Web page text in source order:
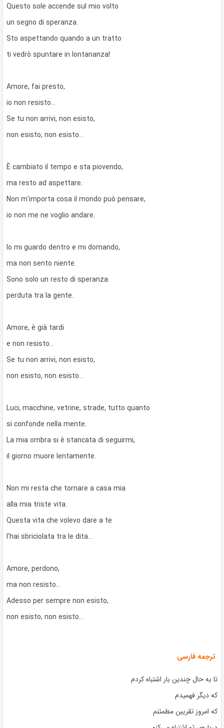
Questo sole accende sul mio volto
un segno di speranza.
Sto aspettando quando a un tratto
ti vedrò spuntare in lontananza!
Amore, fai presto,
io non resisto…
Se tu non arrivi, non esisto,
non esisto, non esisto…
È cambiato il tempo e sta piovendo,
ma resto ad aspettare.
Non m’importa cosa il mondo può pensare,
io non me ne voglio andare.
Io mi guardo dentro e mi domando,
ma non sento niente.
Sono solo un resto di speranza
perduta tra la gente.
Amore, è già tardi
e non resisto…
Se tu non arrivi, non esisto,
non esisto, non esisto…
Luci, macchine, vetrine, strade, tutto quanto
si confonde nella mente.
La mia ombra si è stancata di seguirmi,
il giorno muore lentamente.
Non mi resta che tornare a casa mia
alla mia triste vita.
Questa vita che volevo dare a te
l’hai sbriciolata tra le dita…
Amore, perdono,
ma non resisto…
Adesso per sempre non esisto,
non esisto, non esisto…
ترجمه فارسی
تا به حال چندین بار اشتباه کردم
که دیگر فهمیدم
که امروز تقریبن مطمئنم